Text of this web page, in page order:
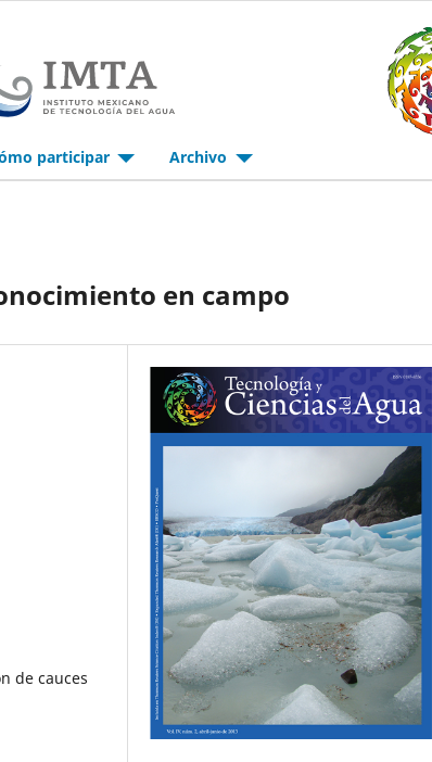
participar Archivo
en campo
de cauces